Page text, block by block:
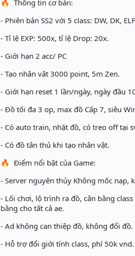
🔥 Thông tin cơ bản:
- Phiên bản SS2 với 5 class: DW, DK,
- Tỉ lệ EXP: 500x, tỉ lệ Drop: 20x.
- Giới hạn 2 acc/ PC
- Tạo nhân vật 3000 point, 5m Zen.
- Giới hạn reset 1 lần/ngày, ngày đầu
- Đồ tối đa 3 op, max đồ Cấp 7, siêu
- Có auto train, nhặt đồ, có treo off tại
- Có đồ tân thủ khi tạo nhân vật.
🔥 Điểm nổi bật của Game:
- Server nguyên thủy Không mốc nạp,
- Lối chơi, lộ trình ra đồ, cân bằng
bằng cho tất cả ae.
- Ad không can thiệp đồ, không đổi
- Hỗ trợ đổi giới tính class, phí 50k vnd.